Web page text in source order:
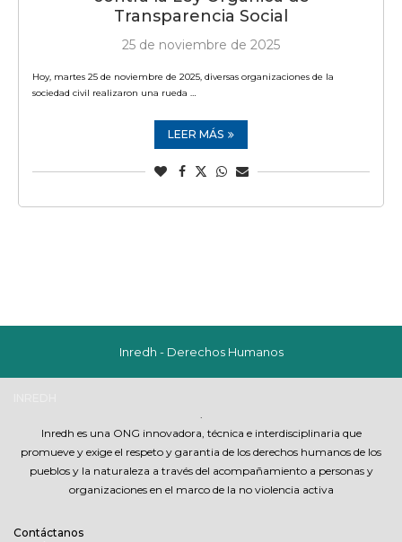
Transparencia Social
25 de noviembre de 2025
Hoy, martes 25 de noviembre de 2025, diversas organizaciones de la
sociedad civil realizaron una rueda …
LEER MÁS
Inredh - Derechos Humanos
Inredh es una ONG innovadora, técnica e interdisciplinaria que
promueve y exige el respeto y garantia de los derechos humanos de los
pueblos y la naturaleza a través del acompañamiento a personas y
organizaciones en el marco de la no violencia activa
Contáctanos